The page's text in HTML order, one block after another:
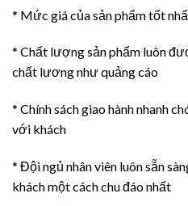
* Mức giá của sản phẩm tốt
* Chất lượng sản phẩm luôn
chất lương như quảng cáo
* Chính sách giao hành nhanh
với khách
* Đội ngủ nhân viên luôn sẵn
khách một cách chu đáo nhất